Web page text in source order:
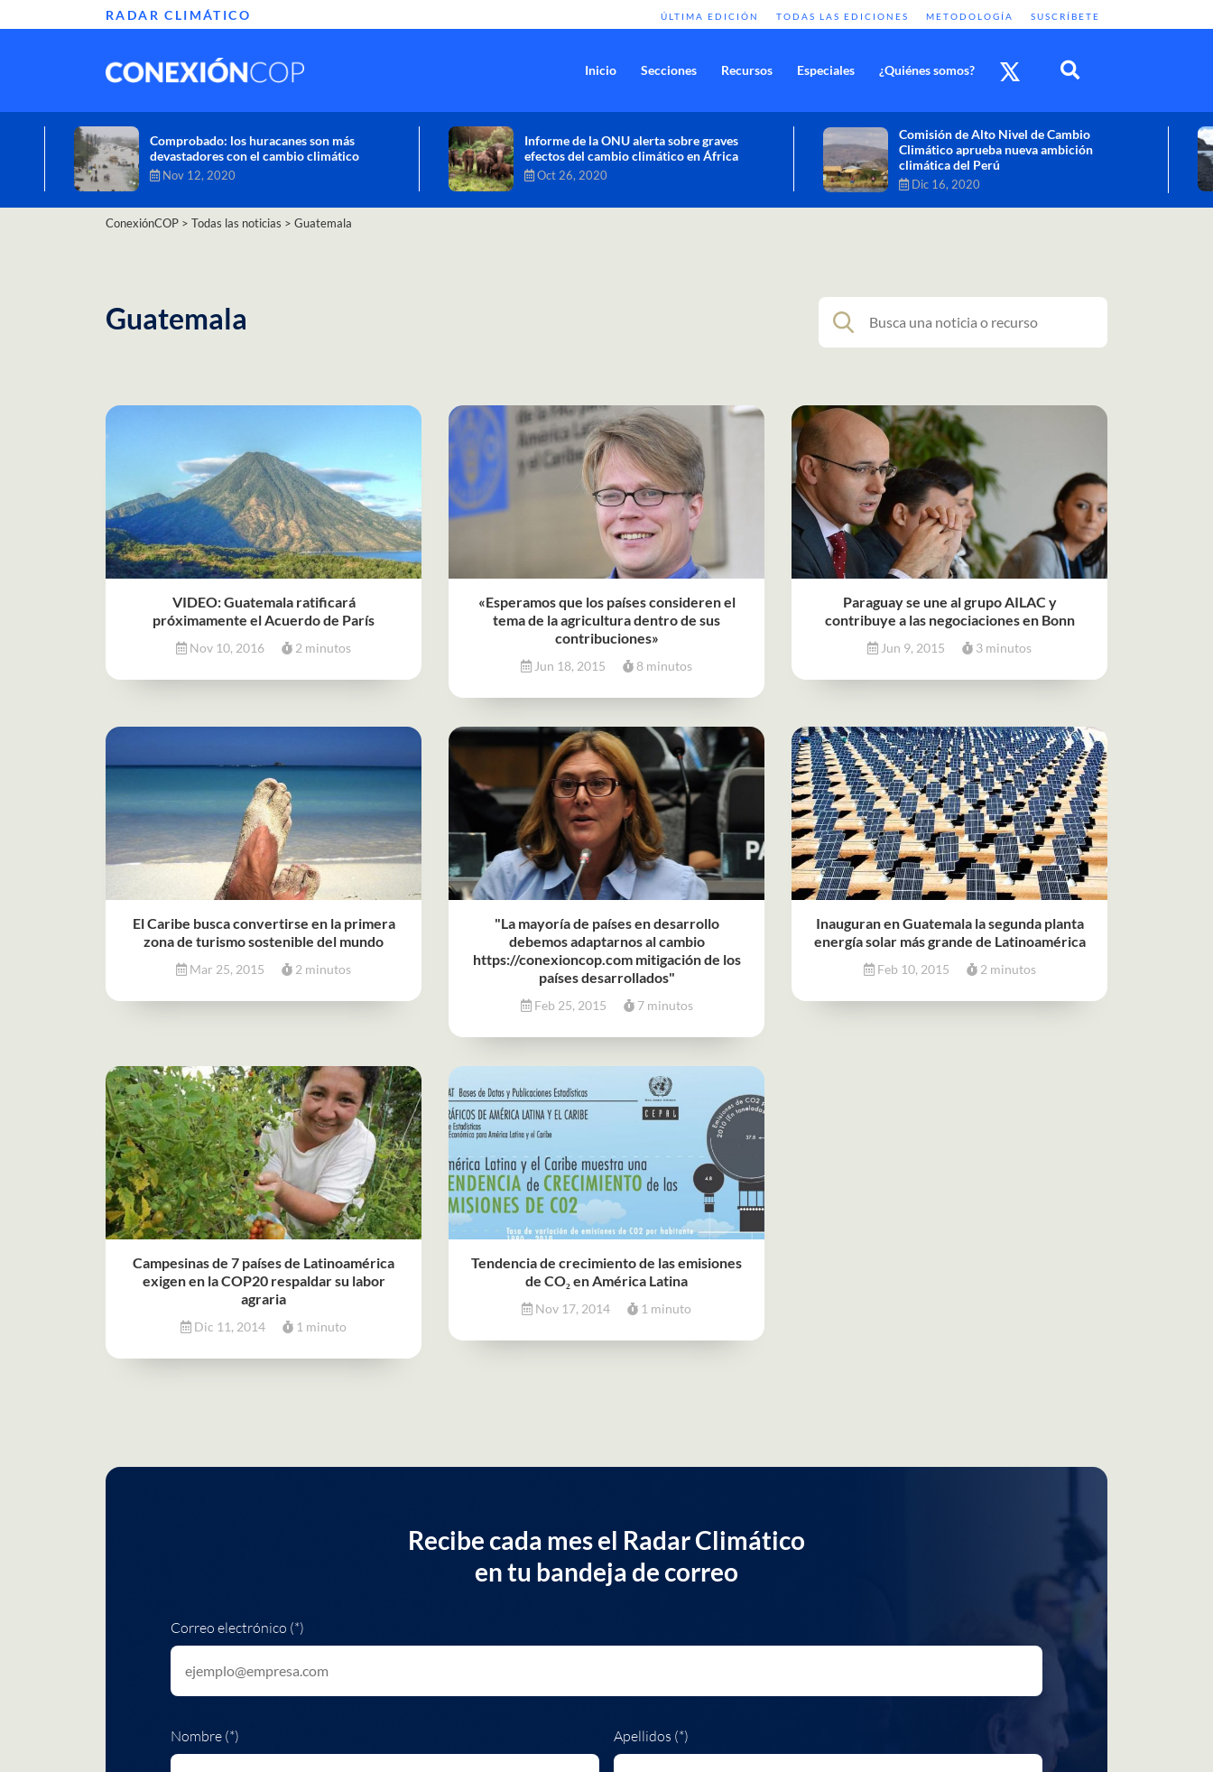
RADAR CLIMÁTICO ÚLTIMA EDICIÓN TODAS LAS EDICIONES METODOLOGÍA SUSCRÍBETE
Inicio Secciones Recursos Especiales ¿Quiénes somos?
Informe de la ONU alerta sobre graves
efectos del cambio climático en África
Oct 26, 2020
Comisión de Alto Nivel de Cambio
Climático aprueba nueva ambición
climática del Perú
Dic 16, 2020
Cambio climático: combatir sus efectos
como objetivo global y urgente
ConexiónCOP > Todas las noticias > Guatemala
Guatemala
VIDEO: Guatemala ratificará
próximamente el Acuerdo de París
Nov 10, 2016 2 minutos
«Esperamos que los países consideren el
tema de la agricultura dentro de sus
contribuciones»
Jun 18, 2015 8 minutos
Paraguay se une al grupo AILAC y
contribuye a las negociaciones en Bonn
Jun 9, 2015 3 minutos
El Caribe busca convertirse en la primera
zona de turismo sostenible del mundo
Mar 25, 2015 2 minutos
"La mayoría de países en desarrollo
debemos adaptarnos al cambio
https://conexioncop.com mitigación de los
países desarrollados"
Feb 25, 2015 7 minutos
Inauguran en Guatemala la segunda planta
energía solar más grande de Latinoamérica
Feb 10, 2015 2 minutos
Campesinas de 7 países de Latinoamérica
exigen en la COP20 respaldar su labor
agraria
Dic 11, 2014 1 minuto
Tendencia de crecimiento de las emisiones
de CO₂ en América Latina
Nov 17, 2014 1 minuto
Recibe cada mes el Radar Climático
en tu bandeja de correo
Correo electrónico (*)
Nombre (*) Apellidos (*)